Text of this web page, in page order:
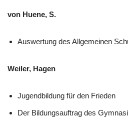
von Huene, S.
Auswertung des Allgemeinen
Weiler, Hagen
Jugendbildung für
Der Bildungsauftrag